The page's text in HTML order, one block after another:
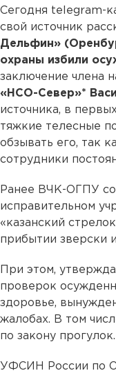
Сегодня telegram-
свой источник
Дельфин»
охраны избили
заключение члена
«НСО-Север»*
источника, в
тяжкие телесные
обзывать его, так
сотрудники
Ранее ВЧК-ОГПУ
исправительном
«казанский
прибытии зверски
При этом,
проверок
здоровье,
жалобах. В том
по закону прогулок.
УФСИН России по